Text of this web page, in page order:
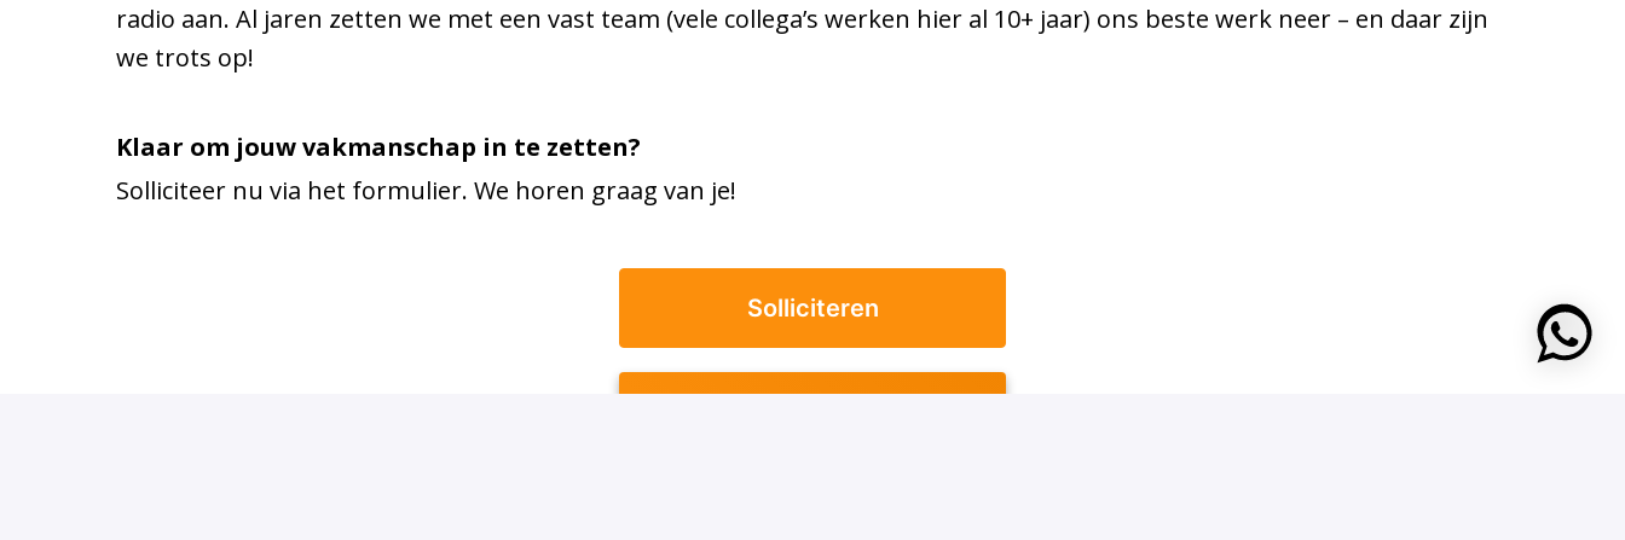
radio aan. Al jaren zetten we met een vast team (vele collega’s werken hier al 10+ jaar) ons beste werk neer – en daar zijn
we trots op!
Klaar om jouw vakmanschap in te zetten?
Solliciteer nu via het formulier. We horen graag van je!
Solliciteren